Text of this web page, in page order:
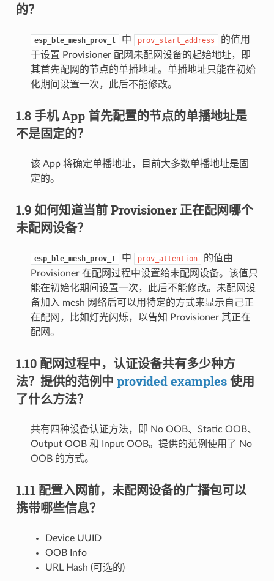
的？
esp_ble_mesh_prov_t 中 prov_start_address
的值用
于设置 Provisioner 配网未配网设备的起始地址，即
其首先配网的节点的单播地址。单播地址只能在初始
化期间设置一次，此后不能修改。
1.8 手机 App 首先配置的节点的单播地址是
不是固定的？
该 App 将确定单播地址，目前大多数单播地址是固
定的。
1.9 如何知道当前 Provisioner 正在配网哪个
未配网设备？
esp_ble_mesh_prov_t 中 prov_attention
的值由
Provisioner 在配网过程中设置给未配网设备。该值只
能在初始化期间设置一次，此后不能修改。未配网设
备加入 mesh 网络后可以用特定的方式来显示自己正
在配网，比如灯光闪烁，以告知 Provisioner 其正在
配网。
1.10 配网过程中，认证设备共有多少种方
法？提供的范例中 provided examples使用
了什么方法？
共有四种设备认证方法，即 No OOB、Static OOB、
Output OOB 和 Input OOB。提供的范例使用了 No
OOB 的方式。
1.11 配置入网前，未配网设备的广播包可以
携带哪些信息？
Device UUID
OOB Info
URL Hash (可选的)